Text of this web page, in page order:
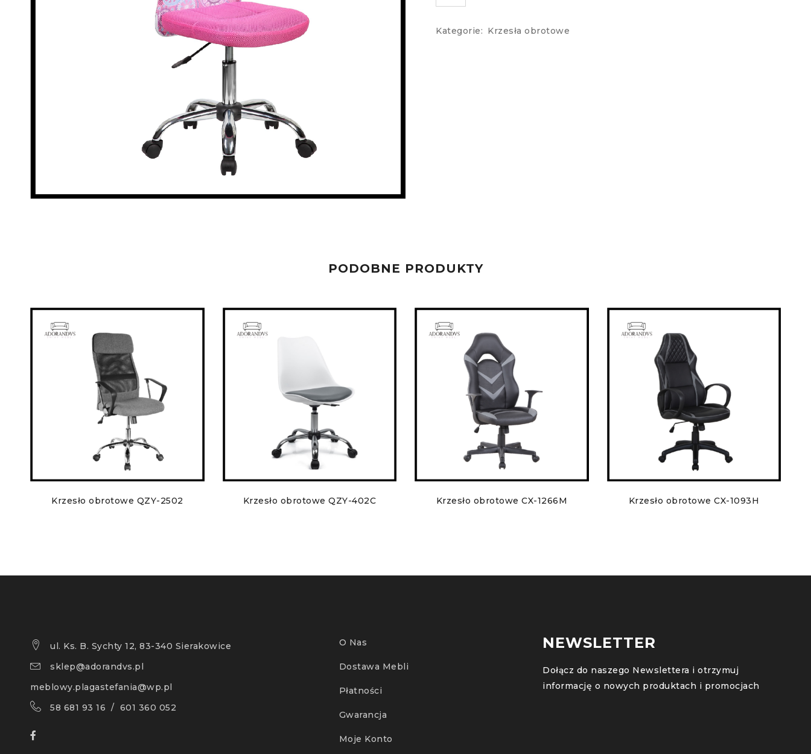
Kategorie: Krzesła obrotowe
PODOBNE PRODUKTY
Krzesło obrotowe QZY-2502 Krzesło obrotowe QZY-402C Krzesło obrotowe CX-1266M Krzesło obrotowe CX-1093H
ul. Ks. B. Sychty 12, 83-340 Sierakowice
sklep@adorandvs.pl
meblowy.plagastefania@wp.pl
58 681 93 16 / 601 360 052
O Nas
Dostawa Mebli
Płatności
Gwarancja
Moje Konto
NEWSLETTER
Dołącz do naszego Newslettera i otrzymuj
informację o nowych produktach i promocjach